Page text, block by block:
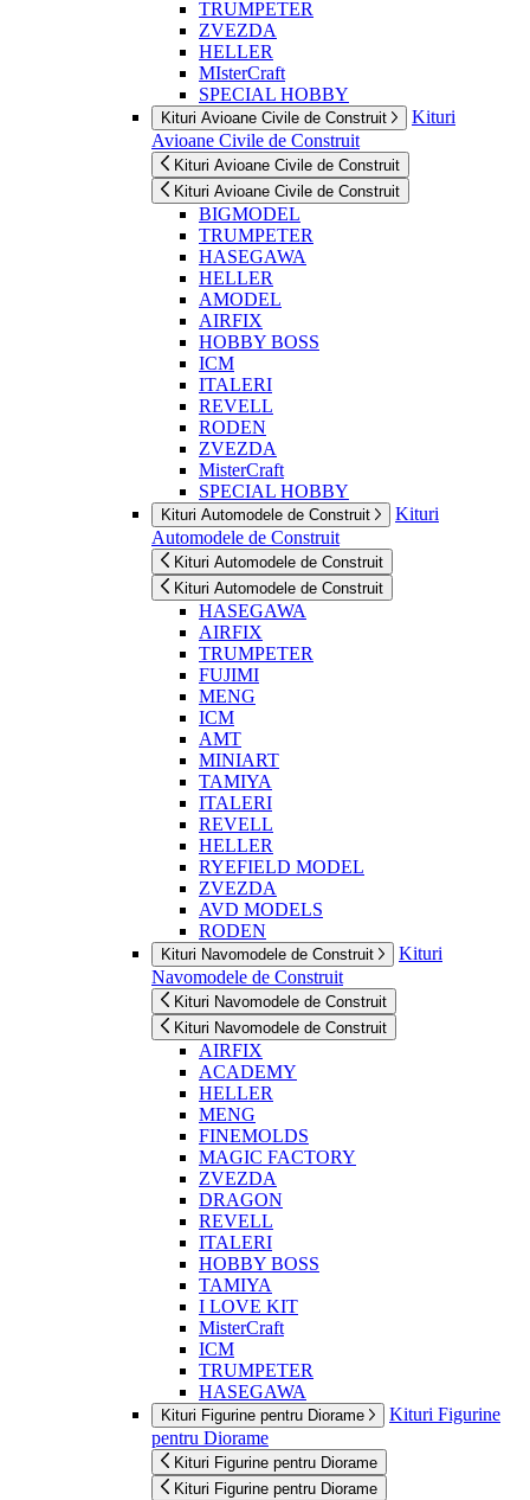
TRUMPETER
ZVEZDA
HELLER
MIsterCraft
SPECIAL HOBBY
Kituri Avioane Civile de Construit
Kituri
Avioane Civile de Construit
Kituri Avioane Civile de Construit
Kituri Avioane Civile de Construit
BIGMODEL
TRUMPETER
HASEGAWA
HELLER
AMODEL
AIRFIX
HOBBY BOSS
ICM
ITALERI
REVELL
RODEN
ZVEZDA
MisterCraft
SPECIAL HOBBY
Kituri Automodele de Construit
Kituri
Automodele de Construit
Kituri Automodele de Construit
Kituri Automodele de Construit
HASEGAWA
AIRFIX
TRUMPETER
FUJIMI
MENG
ICM
AMT
MINIART
TAMIYA
ITALERI
REVELL
HELLER
RYEFIELD MODEL
ZVEZDA
AVD MODELS
RODEN
Kituri Navomodele de Construit
Kituri
Navomodele de Construit
Kituri Navomodele de Construit
Kituri Navomodele de Construit
AIRFIX
ACADEMY
HELLER
MENG
FINEMOLDS
MAGIC FACTORY
ZVEZDA
DRAGON
REVELL
ITALERI
HOBBY BOSS
TAMIYA
I LOVE KIT
MisterCraft
ICM
TRUMPETER
HASEGAWA
Kituri Figurine pentru Diorame
Kituri Figurine
pentru Diorame
Kituri Figurine pentru Diorame
Kituri Figurine pentru Diorame